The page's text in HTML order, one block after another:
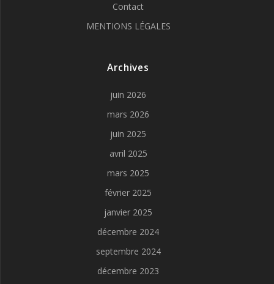
Contact
MENTIONS LÉGALES
Archives
juin 2026
mars 2026
juin 2025
avril 2025
mars 2025
février 2025
janvier 2025
décembre 2024
septembre 2024
décembre 2023